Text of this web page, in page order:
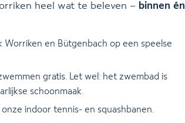
heel wat te beleven – binnen én
Worriken en Bütgenbach op een speelse
gratis. Let wel: het zwembad is
schoonmaak.
onze indoor tennis- en squashbanen.